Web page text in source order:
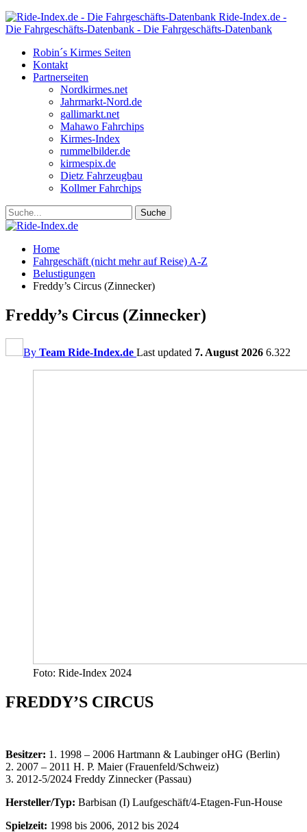
Ride-Index.de -
Die Fahrgeschäfts-Datenbank - Die Fahrgeschäfts-Datenbank
Robin´s Kirmes Seiten
Kontakt
Partnerseiten
Nordkirmes.net
Jahrmarkt-Nord.de
gallimarkt.net
Mahawo Fahrchips
Kirmes-Index
rummelbilder.de
kirmespix.de
Dietz Fahrzeugbau
Kollmer Fahrchips
Home
Fahrgeschäft (nicht mehr auf Reise) A-Z
Belustigungen
Freddy’s Circus (Zinnecker)
Freddy’s Circus (Zinnecker)
By Team Ride-Index.de Last updated 7. August 2026 6.322
Foto: Ride-Index 2024
FREDDY’S CIRCUS
Besitzer: 1. 1998 – 2006 Hartmann & Laubinger oHG (Berlin)
2. 2007 – 2011 H. P. Maier (Frauenfeld/Schweiz)
3. 2012-5/2024 Freddy Zinnecker (Passau)
Hersteller/Typ: Barbisan (I) Laufgeschäft/4-Etagen-Fun-House
Spielzeit: 1998 bis 2006, 2012 bis 2024